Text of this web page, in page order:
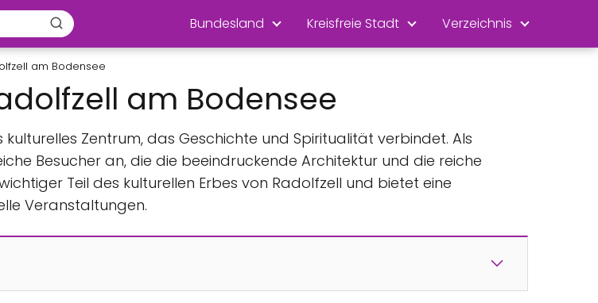
Bundesland Kreisfreie Stadt Verzeichnis
am Bodensee
am Bodensee
Zentrum, das Geschichte und Spiritualität verbindet. Als
Besucher an, die die beeindruckende Architektur und die reiche
Teil des kulturellen Erbes von Radolfzell und bietet eine
Veranstaltungen.